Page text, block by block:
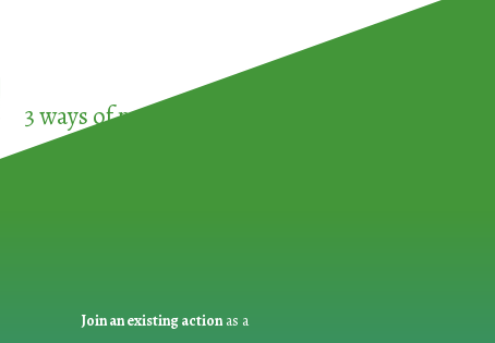
3 ways of participating in the
Join an existing actionas a